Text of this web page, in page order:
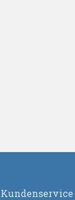
Kundenservice